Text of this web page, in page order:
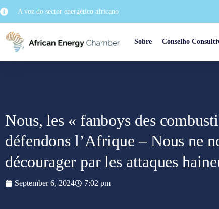
A voz do sector energético africano
Sobre Conselho
Nous, les « fanboys des
défendons l’Afrique – Nous ne
décourager par les attaques
September 6, 2024 7:02 pm